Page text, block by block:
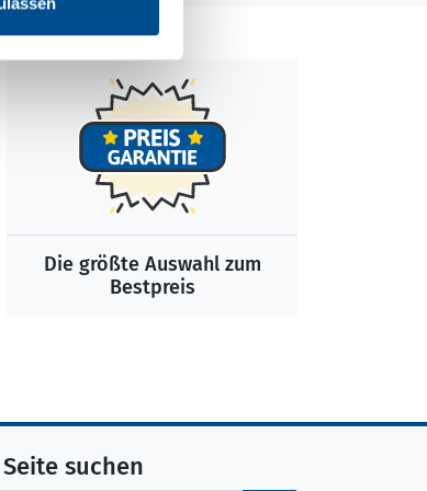
Die größte Auswahl zum
Bestpreis
suchen